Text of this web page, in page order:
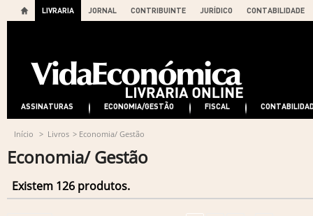
LIVRARIA JORNAL CONTRIBUINTE JURÍDICO CONTABILIDADE
ASSINATURAS ECONOMIA/GESTÃO FISCAL
Início > Livros > Economia/ Gestão
Economia/ Gestão
Existem 126 produtos.